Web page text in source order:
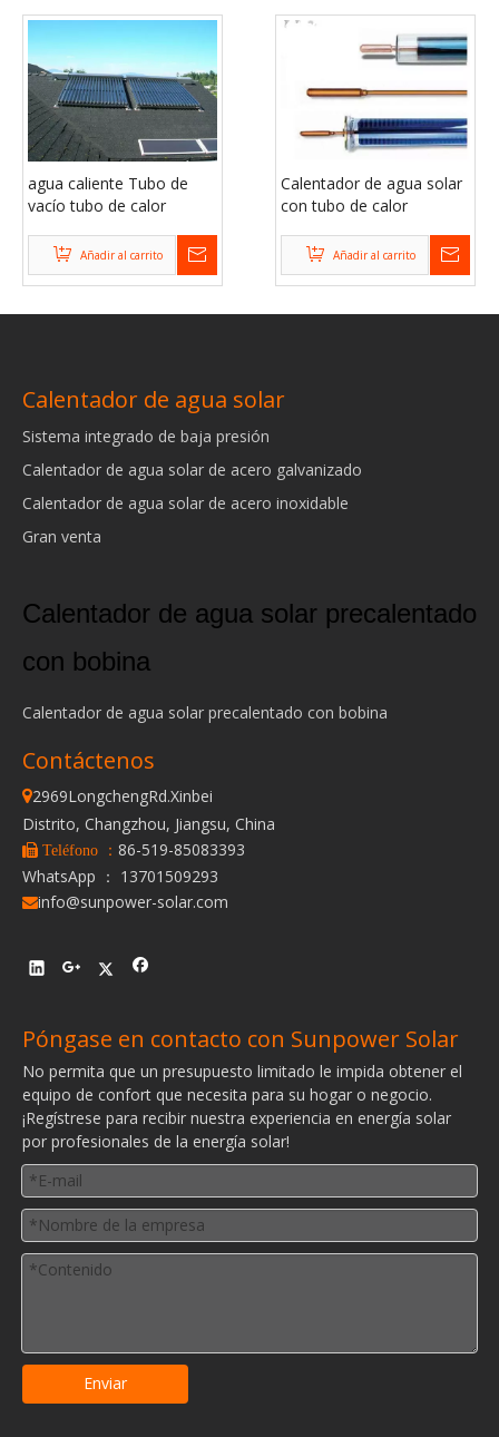
agua caliente Tubo de
vacío tubo de calor
Añadir al carrito
Calentador de agua solar
con tubo de calor
calienteAñadir al carrito
Calentador de agua solar
Sistema integrado de baja presión
Calentador de agua solar de acero galvanizado
Calentador de agua solar de acero inoxidable
Gran venta
Calentador de agua solar precalentado
con bobina
Calentador de agua solar precalentado con bobina
Contáctenos
2969LongchengRd.Xinbei
Distrito, Changzhou, Jiangsu, China
 Teléfono ： 86-519-85083393
WhatsApp ： 13701509293
info@sunpower-solar.com
Póngase en contacto con Sunpower Solar
No permita que un presupuesto limitado le impida obtener el
equipo de confort que necesita para su hogar o negocio.
¡Regístrese para recibir nuestra experiencia en energía solar
por profesionales de la energía solar!
Enviar